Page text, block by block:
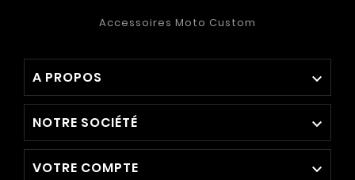
Accessoires Moto Custom
A PROPOS 
NOTRE SOCIÉTÉ 
VOTRE COMPTE 